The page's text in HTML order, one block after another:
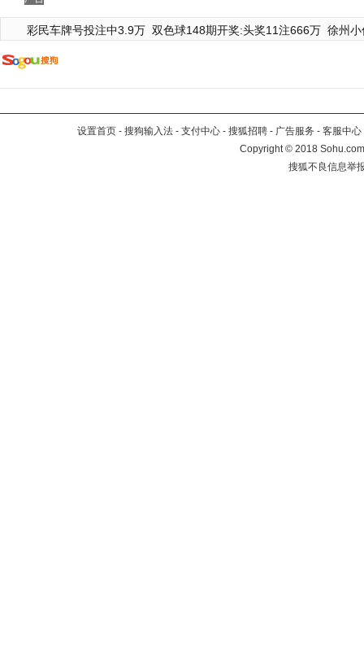
彩民车牌号投注中3.9万 双色球148期开奖:头奖11注666万 徐州
设置首页 - 搜狗输入法 - 支付中心 - 搜狐招聘 - 广告服务 - 客服中心
Copyright©2018
搜狐不良信息举